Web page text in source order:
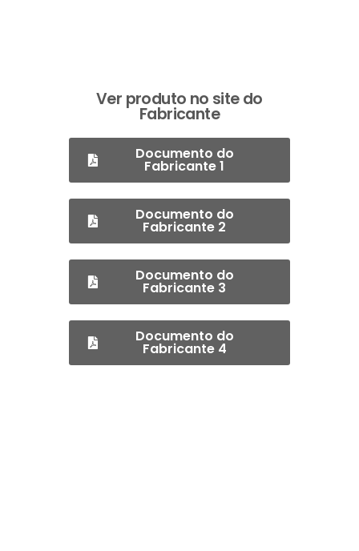
Ver produto no site do
Fabricante
Documento do
Fabricante 1
Documento do
Fabricante 2
Documento do
Fabricante 3
Documento do
Fabricante 4